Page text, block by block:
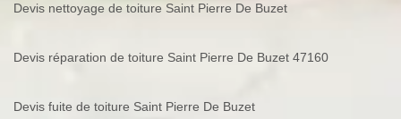
Devis nettoyage de toiture Saint Pierre De Buzet
Devis réparation de toiture Saint Pierre De Buzet 47160
Devis fuite de toiture Saint Pierre De Buzet